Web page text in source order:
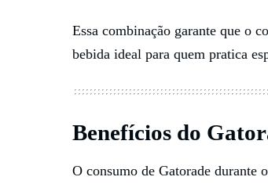
Essa combinação garante que o
bebida ideal para quem pratica
Benefícios do
O consumo de Gatorade durante